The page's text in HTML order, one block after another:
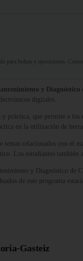
para bolsas y oposiciones.
y
digitales.
práctica, que permite a
en la utilización de
temas relacionados con
Los estudiantes
y Diagnóstico de
de este programa
Gasteiz